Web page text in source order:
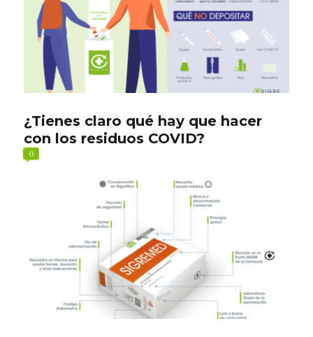
¿Tienes claro qué hay que hacer
con los residuos COVID?
0